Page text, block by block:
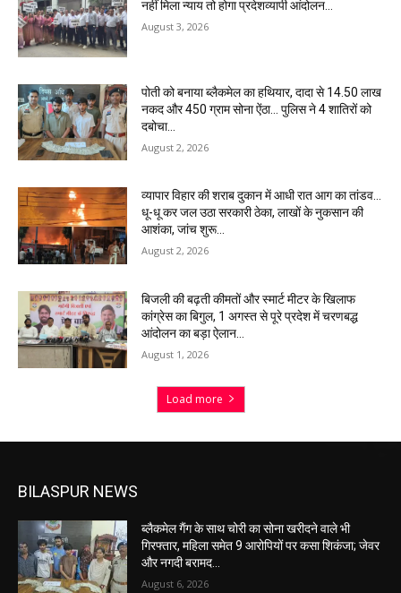
नहीं मिला न्याय तो होगा प्रदेशव्यापी आंदोलन…
August 3, 2026
पोती को बनाया ब्लैकमेल का हथियार, दादा से 14.50 लाख
नकद और 450 ग्राम सोना ऐंठा… पुलिस ने 4 शातिरों को
दबोचा…
August 2, 2026
व्यापार विहार की शराब दुकान में आधी रात आग का तांडव…
धू-धू कर जल उठा सरकारी ठेका, लाखों के नुकसान की
आशंका, जांच शुरू…
August 2, 2026
बिजली की बढ़ती कीमतों और स्मार्ट मीटर के खिलाफ
कांग्रेस का बिगुल, 1 अगस्त से पूरे प्रदेश में चरणबद्ध
आंदोलन का बड़ा ऐलान…
August 1, 2026
Load more
BILASPUR NEWS
ब्लैकमेल गैंग के साथ चोरी का सोना खरीदने वाले भी
गिरफ्तार, महिला समेत 9 आरोपियों पर कसा शिकंजा; जेवर
और नगदी बरामद…
August 6, 2026